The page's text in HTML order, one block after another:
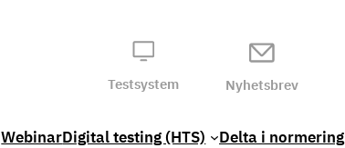
Testsystem Nyhetsbrev
WebinarDigital testing (HTS) Delta i normering